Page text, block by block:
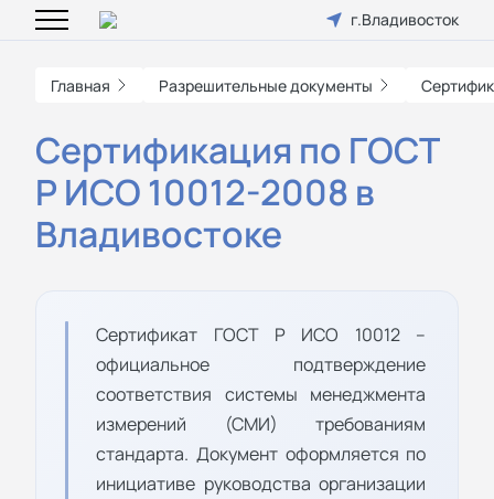
г.Владивосток
Главная Разрешительные документы
Сертификация по ГОСТ
Р ИСО 10012-2008 в
Владивостоке
Сертификат ГОСТ Р ИСО 10012 –
официальное подтверждение
соответствия системы менеджмента
измерений (СМИ) требованиям
стандарта. Документ оформляется по
инициативе руководства организации